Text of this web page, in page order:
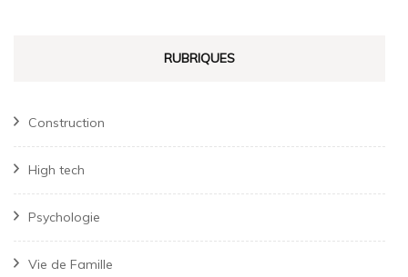
RUBRIQUES
Construction
High tech
Psychologie
Vie de Famille